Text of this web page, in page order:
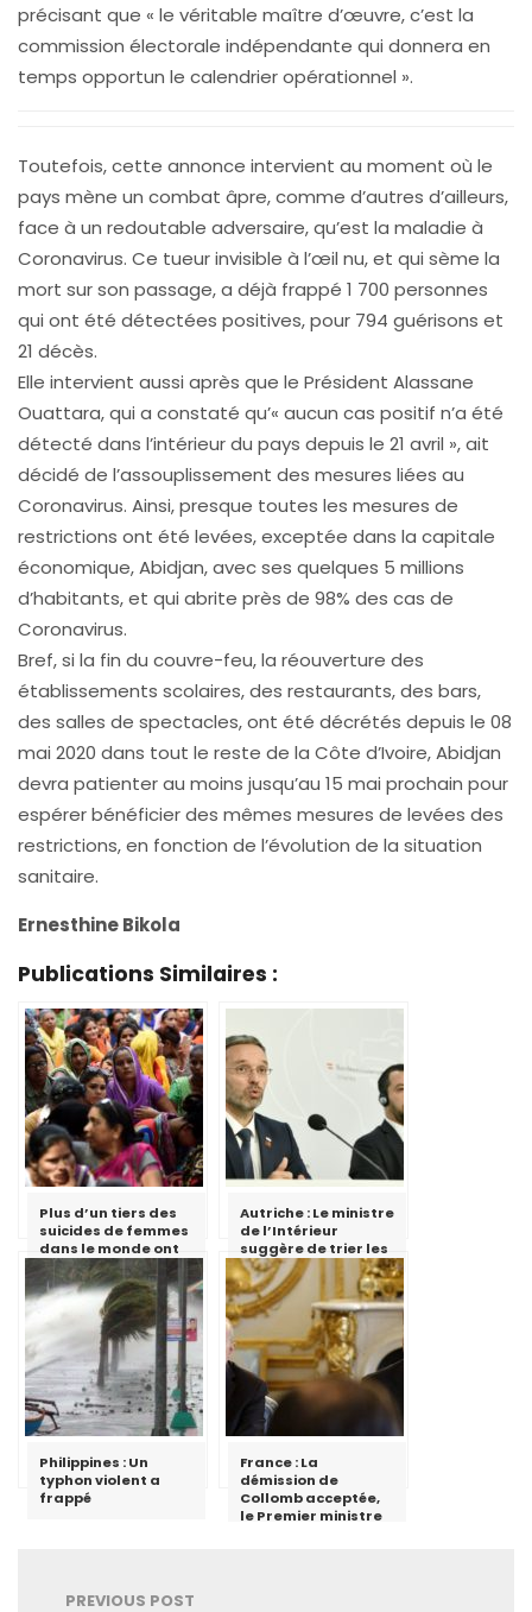
précisant que « le véritable maître d’œuvre, c’est la
commission électorale indépendante qui donnera en
temps opportun le calendrier opérationnel ».
Toutefois, cette annonce intervient au moment où le
pays mène un combat âpre, comme d’autres d’ailleurs,
face à un redoutable adversaire, qu’est la maladie à
Coronavirus. Ce tueur invisible à l’œil nu, et qui sème la
mort sur son passage, a déjà frappé 1 700 personnes
qui ont été détectées positives, pour 794 guérisons et
21 décès.
Elle intervient aussi après que le Président Alassane
Ouattara, qui a constaté qu’« aucun cas positif n’a été
détecté dans l’intérieur du pays depuis le 21 avril », ait
décidé de l’assouplissement des mesures liées au
Coronavirus. Ainsi, presque toutes les mesures de
restrictions ont été levées, exceptée dans la capitale
économique, Abidjan, avec ses quelques 5 millions
d’habitants, et qui abrite près de 98% des cas de
Coronavirus.
Bref, si la fin du couvre-feu, la réouverture des
établissements scolaires, des restaurants, des bars,
des salles de spectacles, ont été décrétés depuis le 08
mai 2020 dans tout le reste de la Côte d’Ivoire, Abidjan
devra patienter au moins jusqu’au 15 mai prochain pour
espérer bénéficier des mêmes mesures de levées des
restrictions, en fonction de l’évolution de la situation
sanitaire.
Ernesthine Bikola
Publications Similaires :
Plus d’un tiers des
suicides de femmes
dans le monde ont
lieu en Inde
Autriche : Le ministre
de l’Intérieur
suggère de trier les
migrants en mer
Philippines : Un
typhon violent a
frappé
France : La
démission de
Collomb acceptée,
le Premier ministre
PREVIOUS POST